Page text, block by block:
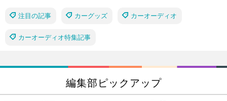
注目の記事 カーグッズ カーオーディオ
カーオーディオ特集記事
編集部ピックアップ